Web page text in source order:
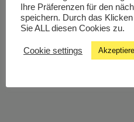
Ihre Präferenzen für den
speichern. Durch das
Sie ALL diesen Cookies zu.
Cookie settings